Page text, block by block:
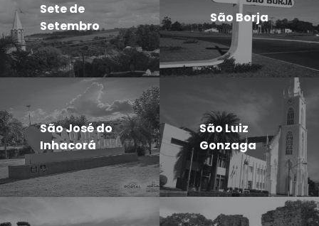
Sete de
Setembro
São Borja
São José do
Inhacorá
São Luiz
Gonzaga